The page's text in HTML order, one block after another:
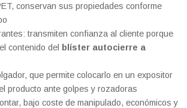
conservan sus propiedades conforme
transmiten confianza al cliente porque
contenido del blíster autocierre a
que permite colocarlo en un expositor
producto ante golpes y rozadoras
bajo coste de manipulado, económicos y